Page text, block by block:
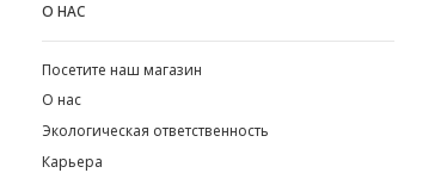
О НАС
Посетите наш магазин
О нас
Экологическая ответственность
Карьера